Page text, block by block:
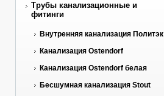
Трубы канализационные и
фитинги
Внутренняя канализация Политэк
Канализация Ostendorf
Канализация Ostendorf белая
Бесшумная канализация Stout